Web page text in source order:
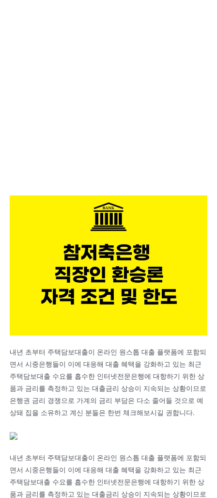
내년 초부터 주택담보대출이 온라인 원스톱 대출 플랫폼에 포함되
면서 시중은행들이 이에 대응해 대출 혜택을 강화하고 있는 최근
주택담보대출 수요를 흡수한 인터넷전문은행에 대항하기 위한 상
품과 금리를 측정하고 있는 대출금리 상승이 지속되는 상황이므로
은행권 금리 경쟁으로 가계의 금리 부담은 다소 줄어들 것으로 예
상돼 집을 소유하고 계신 분들은 한번 체크해보시길 권합니다.
내년 초부터 주택담보대출이 온라인 원스톱 대출 플랫폼에 포함되
면서 시중은행들이 이에 대응해 대출 혜택을 강화하고 있는 최근
주택담보대출 수요를 흡수한 인터넷전문은행에 대항하기 위한 상
품과 금리를 측정하고 있는 대출금리 상승이 지속되는 상황이므로